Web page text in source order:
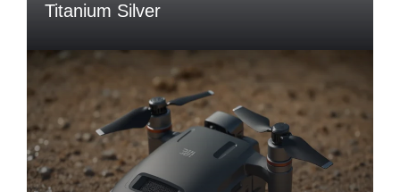
Titanium Silver